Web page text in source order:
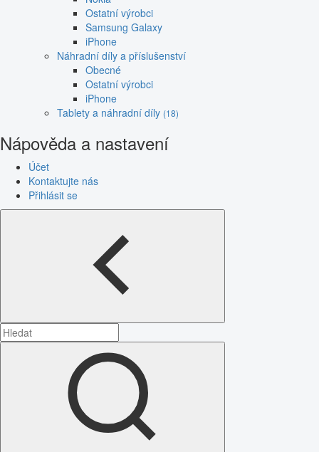
Ostatní výrobci
Samsung Galaxy
iPhone
Náhradní díly a příslušenství
Obecné
Ostatní výrobci
iPhone
Tablety a náhradní díly (18)
Nápověda a nastavení
Účet
Kontaktujte nás
Přihlásit se